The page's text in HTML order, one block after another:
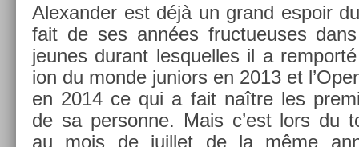
Al­exand­er est déjà un grand es­poir
fait de ses années fruc­tueuses
jeunes durant les­quel­les il a
ion du monde juniors en 2013 et
en 2014 ce qui a fait naître les
de sa per­son­ne. Mais c’est lors du
au mois de juil­let de la même